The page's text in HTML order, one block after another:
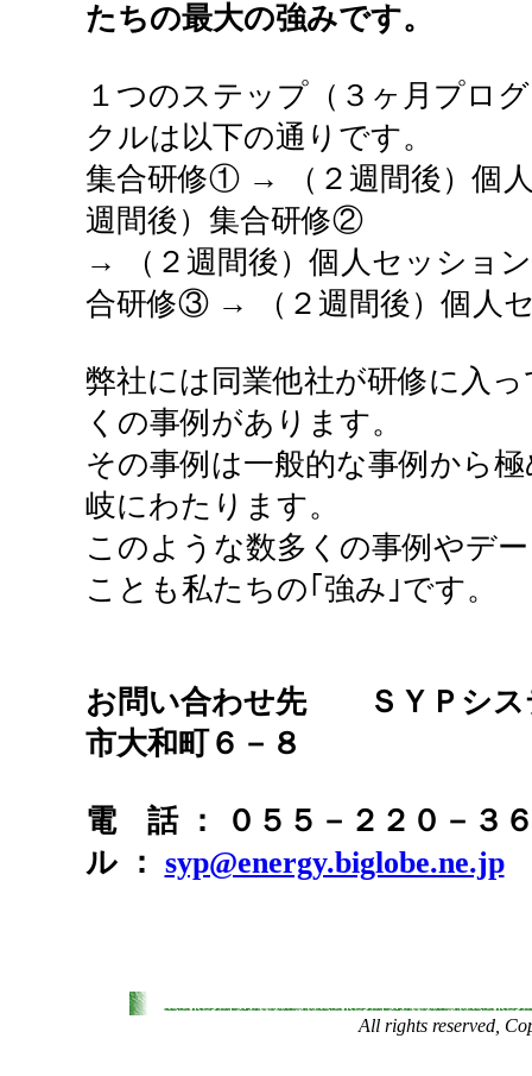
たちの最大の強みです。
１つのステップ（３ヶ月プロ
クルは以下の通りです。
集合研修① → （２週間後）個
週間後）集合研修②
→ （２週間後）個人セッショ
合研修③ → （２週間後）個人
弊社には同業他社が研修に入
くの事例があります。
その事例は一般的な事例から
岐にわたります。
このような数多くの事例やデ
ことも私たちの｢強み｣です。
お問い合わせ先 ＳＹＰ
市大和町６－８
電 話 ： ０５５－２２０
ル ： syp@energy.biglobe.ne.jp
All rights reserved,